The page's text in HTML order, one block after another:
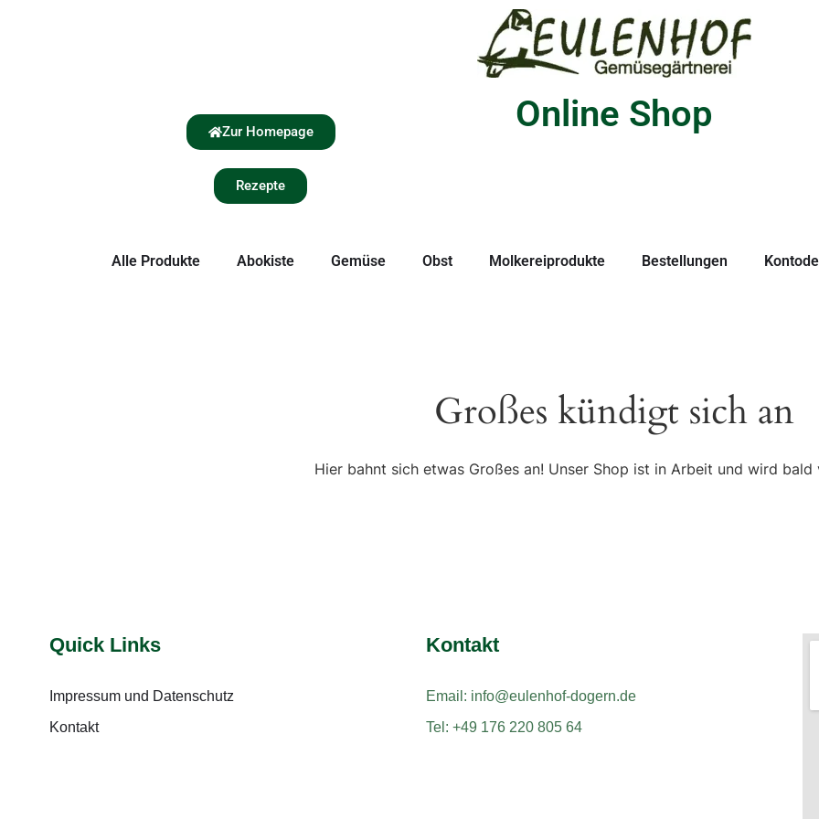
Zur Homepage
Rezepte
Online Shop
Alle Produkte Abokiste Gemüse Obst Molkereiprodukte Bestellungen
Großes kündigt sich an
Hier bahnt sich etwas Großes an! Unser Shop ist in Arbeit und wird
Quick Links
Impressum und Datenschutz
Kontakt
Kontakt
Email: info@eulenhof-dogern.de
Tel: +49 176 220 805 64